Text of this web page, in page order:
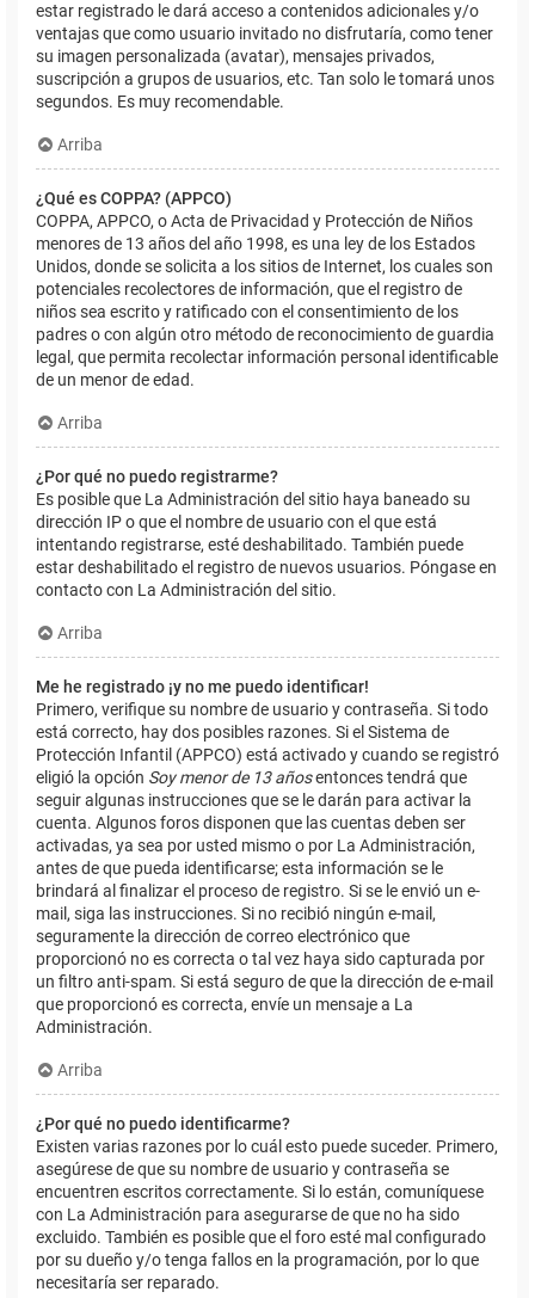
estar registrado le dará acceso a contenidos adicionales y/o
ventajas que como usuario invitado no disfrutaría, como tener
su imagen personalizada (avatar), mensajes privados,
suscripción a grupos de usuarios, etc. Tan solo le tomará unos
segundos. Es muy recomendable.
Arriba
¿Qué es COPPA? (APPCO)
COPPA, APPCO, o Acta de Privacidad y Protección de Niños
menores de 13 años del año 1998, es una ley de los Estados
Unidos, donde se solicita a los sitios de Internet, los cuales son
potenciales recolectores de información, que el registro de
niños sea escrito y ratificado con el consentimiento de los
padres o con algún otro método de reconocimiento de guardia
legal, que permita recolectar información personal identificable
de un menor de edad.
Arriba
¿Por qué no puedo registrarme?
Es posible que La Administración del sitio haya baneado su
dirección IP o que el nombre de usuario con el que está
intentando registrarse, esté deshabilitado. También puede
estar deshabilitado el registro de nuevos usuarios. Póngase en
contacto con La Administración del sitio.
Arriba
Me he registrado ¡y no me puedo identificar!
Primero, verifique su nombre de usuario y contraseña. Si todo
está correcto, hay dos posibles razones. Si el Sistema de
Protección Infantil (APPCO) está activado y cuando se registró
eligió la opción Soy menor de 13 añosentonces tendrá que
seguir algunas instrucciones que se le darán para activar la
cuenta. Algunos foros disponen que las cuentas deben ser
activadas, ya sea por usted mismo o por La Administración,
antes de que pueda identificarse; esta información se le
brindará al finalizar el proceso de registro. Si se le envió un e-
mail, siga las instrucciones. Si no recibió ningún e-mail,
seguramente la dirección de correo electrónico que
proporcionó no es correcta o tal vez haya sido capturada por
un filtro anti-spam. Si está seguro de que la dirección de e-mail
que proporcionó es correcta, envíe un mensaje a La
Administración.
Arriba
¿Por qué no puedo identificarme?
Existen varias razones por lo cuál esto puede suceder. Primero,
asegúrese de que su nombre de usuario y contraseña se
encuentren escritos correctamente. Si lo están, comuníquese
con La Administración para asegurarse de que no ha sido
excluido. También es posible que el foro esté mal configurado
por su dueño y/o tenga fallos en la programación, por lo que
necesitaría ser reparado.